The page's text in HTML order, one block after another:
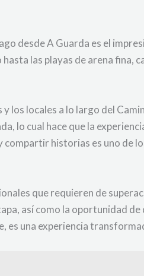
desde A Guarda es el
las playas de arena fina,
los locales a lo largo del
lo cual hace que la
historias es uno de
que requieren de
así como la oportunidad de
es una experiencia